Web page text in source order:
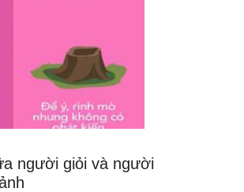
người giỏi và người